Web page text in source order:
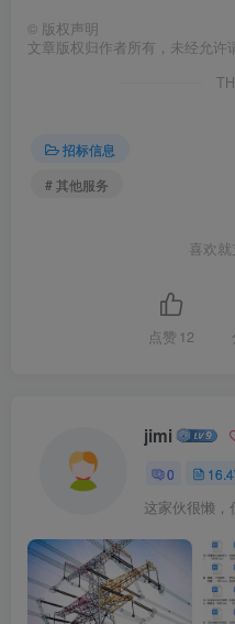
© 版权声明
文章版权归作者所有，未经允许
招标信息
# 其他服务
喜欢
点赞 12
jimi
0
这家伙很懒，